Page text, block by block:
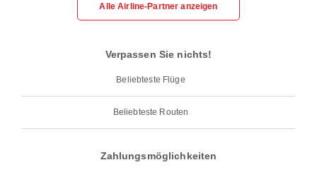
Alle Airline-Partner anzeigen
Verpassen Sie nichts!
Beliebteste Flüge
Beliebteste Routen
Zahlungsmöglichkeiten